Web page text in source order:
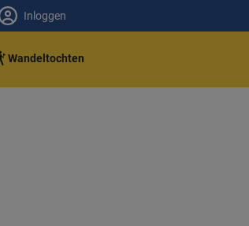
Inloggen
Wandeltochten